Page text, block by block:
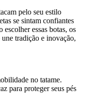
pelo seu estilo
se sintam confiantes
essas botas, os
tradição e inovação,
no tatame.
para proteger seus pés